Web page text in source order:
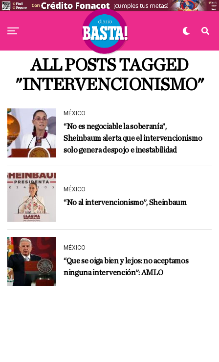
ALL POSTS TAGGED
"INTERVENCIONISMO"
MÉXICO
“No es negociable la soberanía”,
Sheinbaum alerta que el intervencionismo
solo genera despojo e inestabilidad
MÉXICO
“No al intervencionismo”, Sheinbaum
MÉXICO
“Que se oiga bien y lejos: no aceptamos
ninguna intervención”: AMLO